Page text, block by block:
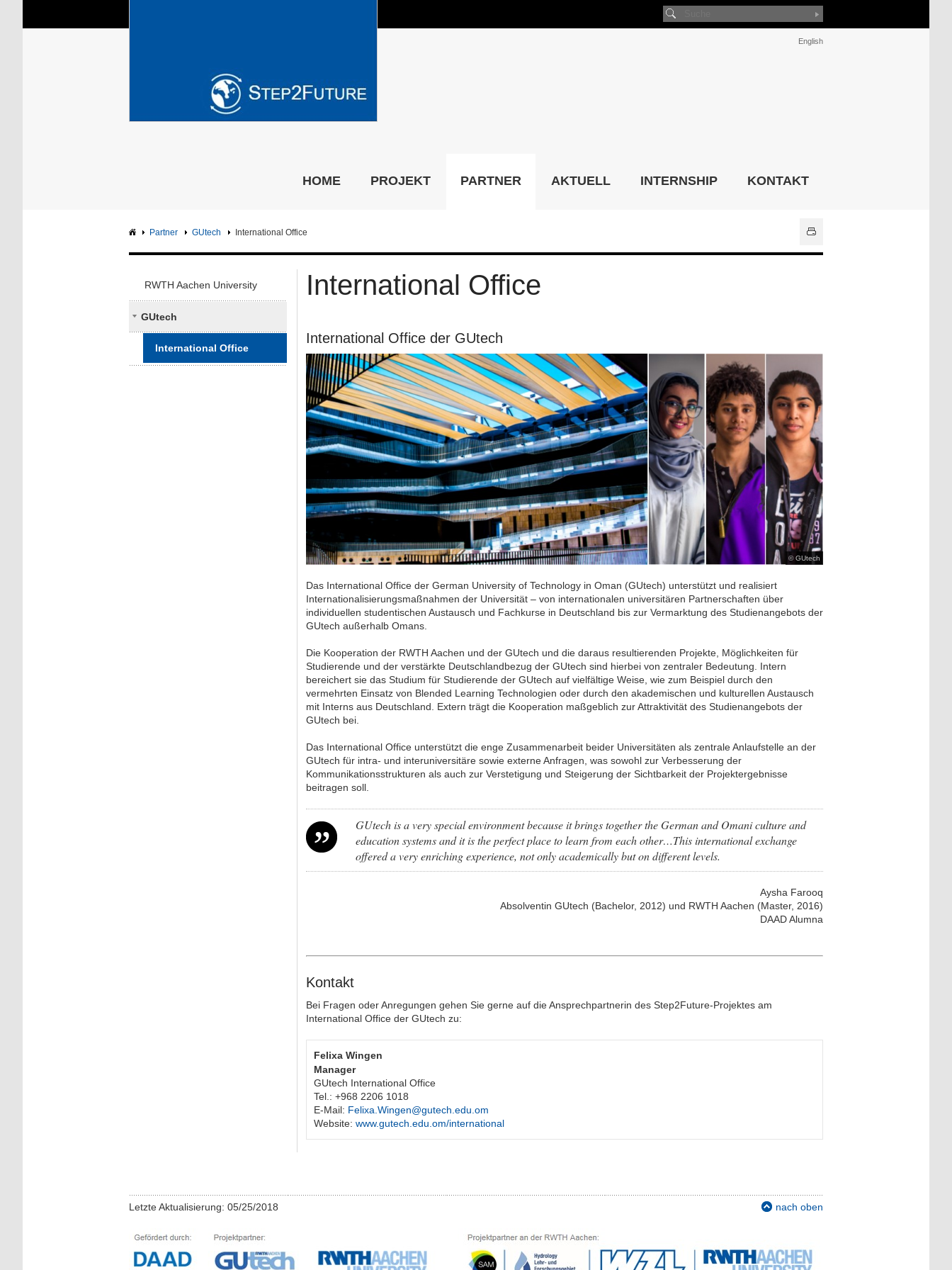
English
HOME PROJEKT PARTNER AKTUELL INTERNSHIP KONTAKT
Partner GUtech International Office
RWTH Aachen University
GUtech
International Office
International Office
International Office der GUtech
© GUtech
Das International Office der German University of Technology in Oman (GUtech) unterstützt und realisiert
Internationalisierungsmaßnahmen der Universität – von internationalen universitären Partnerschaften über
individuellen studentischen Austausch und Fachkurse in Deutschland bis zur Vermarktung des Studienangebots der
GUtech außerhalb Omans.
Die Kooperation der RWTH Aachen und der GUtech und die daraus resultierenden Projekte, Möglichkeiten für
Studierende und der verstärkte Deutschlandbezug der GUtech sind hierbei von zentraler Bedeutung. Intern
bereichert sie das Studium für Studierende der GUtech auf vielfältige Weise, wie zum Beispiel durch den
vermehrten Einsatz von Blended Learning Technologien oder durch den akademischen und kulturellen Austausch
mit Interns aus Deutschland. Extern trägt die Kooperation maßgeblich zur Attraktivität des Studienangebots der
GUtech bei.
Das International Office unterstützt die enge Zusammenarbeit beider Universitäten als zentrale Anlaufstelle an der
GUtech für intra- und interuniversitäre sowie externe Anfragen, was sowohl zur Verbesserung der
Kommunikationsstrukturen als auch zur Verstetigung und Steigerung der Sichtbarkeit der Projektergebnisse
beitragen soll.
GUtech is a very special environment because it brings together the German and Omani culture and
education systems and it is the perfect place to learn from each other…This international exchange
offered a very enriching experience, not only academically but on different levels.
Aysha Farooq
Absolventin GUtech (Bachelor, 2012) und RWTH Aachen (Master, 2016)
DAAD Alumna
Kontakt
Bei Fragen oder Anregungen gehen Sie gerne auf die Ansprechpartnerin des Step2Future-Projektes am
International Office der GUtech zu:
Felixa Wingen
Manager
GUtech International Office
Tel.: +968 2206 1018
E-Mail: Felixa.Wingen@gutech.edu.om
Website: www.gutech.edu.om/international
Letzte Aktualisierung: 05/25/2018 nach oben